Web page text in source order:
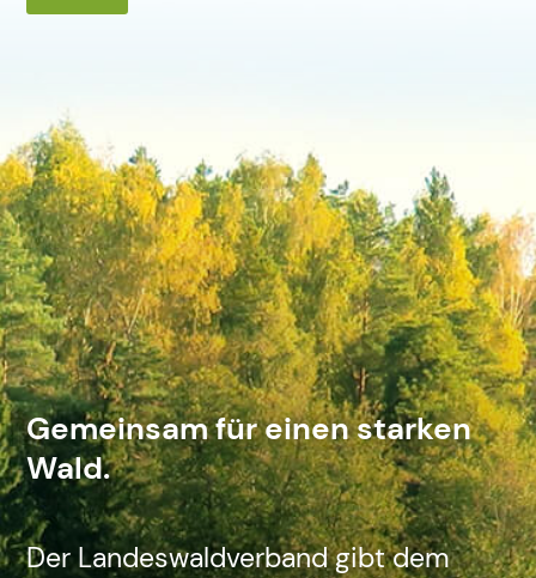
Gemeinsam für einen starken
Wald.
Der Landeswaldverband gibt dem